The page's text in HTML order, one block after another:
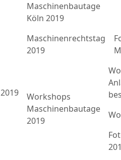
2019
Maschinenbautage
Köln 2019
Maschinenrechtstag
2019
Workshops
Maschinenbautage
2019